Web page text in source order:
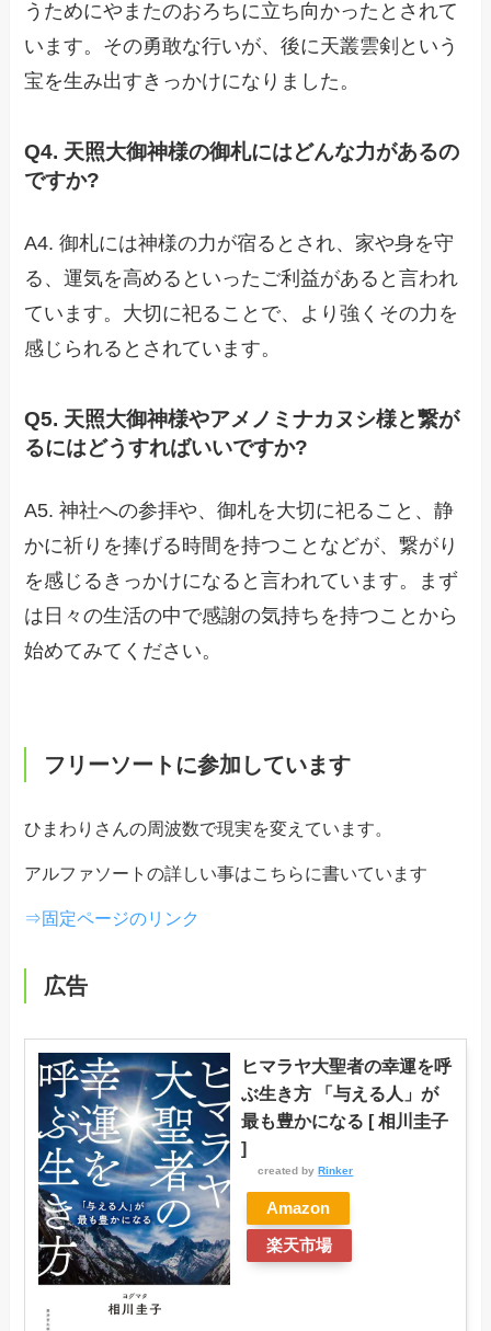
うためにやまたのおろちに立ち向かったとされて
います。その勇敢な行いが、後に天叢雲剣という
宝を生み出すきっかけになりました。
Q4. 天照大御神様の御札にはどんな力があるの
ですか?
A4.御札には神様の力が宿るとされ、家や身を守
る、運気を高めるといったご利益がある と言われ
ています。大切に祀ることで、より強くその力を
感じられるとされています。
Q5. 天照大御神様やアメノミナカヌシ様と繋が
るにはどうすればいいですか?
A5.神社への参拝や、御札を大切に祀ること、静
かに祈りを捧げる時間を持つことなどが、繋がり
を感じるきっかけになる と言われています。まず
は日 々の生活の中で感謝の気持ちを持つことから
始めてみてください。
フリーソートに参加しています
ひまわりさんの周波数で現実を変えています。
アルファソートの詳しい事はこちらに書いています
⇒固定ページのリンク
広告
ヒマラヤ大聖者の幸運を呼
ぶ生き方 「与える人」が
最も豊かになる [ 相川圭子
]
created byRinker
Amazon
楽天市場